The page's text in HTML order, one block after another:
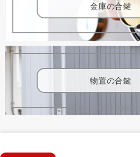
金庫の合鍵
物置の合鍵